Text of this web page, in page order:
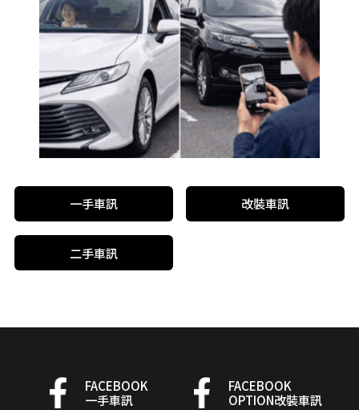
一手車訊 改裝車訊
二手車訊
FACEBOOK
一手車訊
FACEBOOK
OPTION改裝車訊